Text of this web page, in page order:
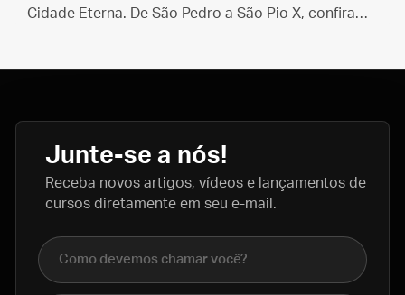
Cidade Eterna. De São Pedro a São Pio X, confira
Junte-se a nós!
Receba novos artigos, vídeos e lançamentos de
cursos diretamente em seu e-mail.
Nome completo